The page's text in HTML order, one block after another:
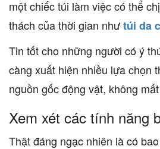
một chiếc túi làm việc có thể
thách của thời gian nhưtúi da
Tin tốt cho những người có ý
càng xuất hiện nhiều lựa chọn
nguồn gốc động vật, không
Xem xét các tính năng
Thật đáng ngạc nhiên là có